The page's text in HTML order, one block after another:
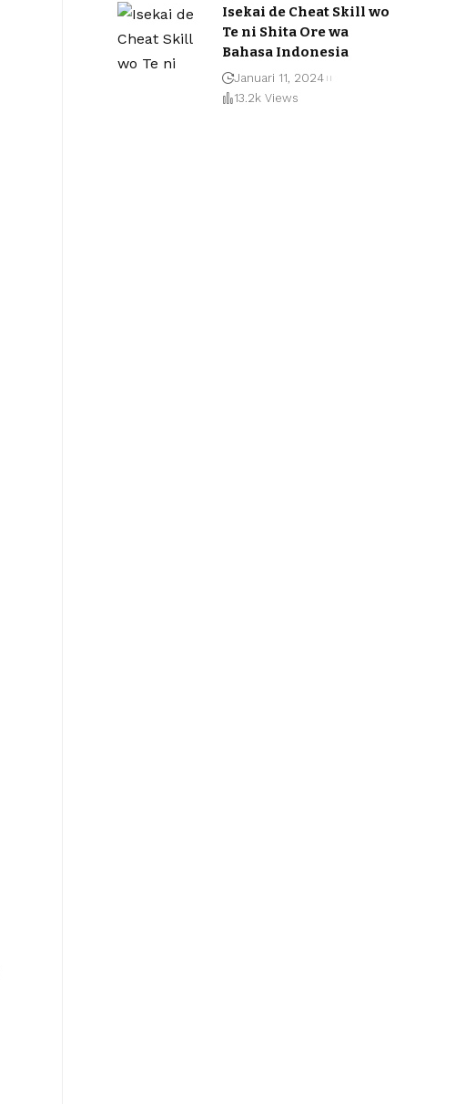
Isekai de Cheat Skill wo
Te ni Shita Ore wa
Bahasa Indonesia
Januari 11, 2024
13.2k Views